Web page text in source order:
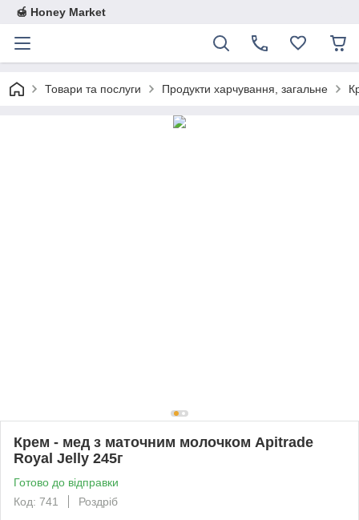
🍯 Honey Market
Товари та послуги Продукти харчування, загальне
Крем - мед з маточним молочком Apitrade
Royal Jelly 245г
Готово до відправки
Код: 741
Роздріб